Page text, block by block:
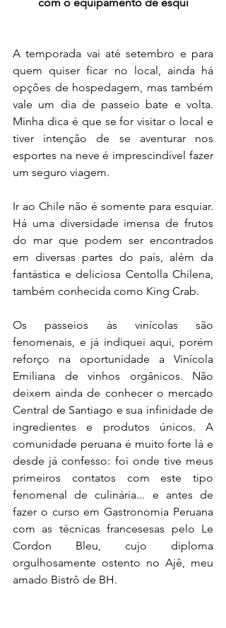
com o equipamento de esqui
A temporada vai até setembro e para
quem quiser ficar no local, ainda há
opções de hospedagem, mas também
vale um dia de passeio bate e volta.
Minha dica é que se for visitar o local e
tiver intenção de se aventurar nos
esportes na neve é imprescindível fazer
um seguro viagem.
Ir ao Chile não é somente para esquiar.
Há uma diversidade imensa de frutos
do mar que podem ser encontrados
em diversas partes do país, além da
fantástica e deliciosa Centolla Chilena,
também conhecida como King Crab.
Os passeios às vinícolas são
fenomenais, e já indiquei aqui, porém
reforço na oportunidade a Vinícola
Emiliana de vinhos orgânicos. Não
deixem ainda de conhecer o mercado
Central de Santiago e sua infinidade de
ingredientes e produtos únicos. A
comunidade peruana é muito forte lá e
desde já confesso: foi onde tive meus
primeiros contatos com este tipo
fenomenal de culinária... e antes de
fazer o curso em Gastronomia Peruana
com as técnicas francesesas pelo Le
Cordon Bleu, cujo diploma
orgulhosamente ostento no Ajê, meu
amado Bistrô de BH.